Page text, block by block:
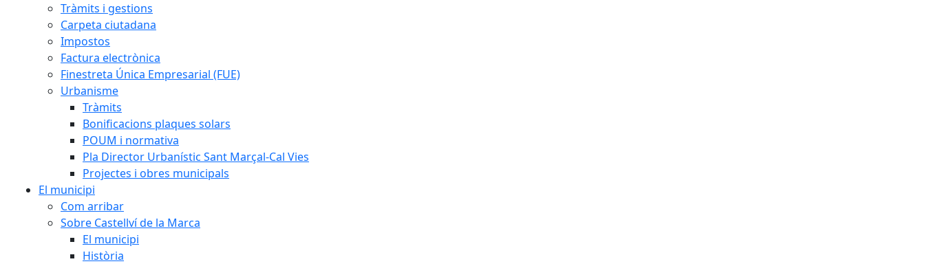
Tràmits i gestions
Carpeta ciutadana
Impostos
Factura electrònica
Finestreta Única Empresarial (FUE)
Urbanisme
Tràmits
Bonificacions plaques solars
POUM i normativa
Pla Director Urbanístic Sant Marçal-Cal Vies
Projectes i obres municipals
El municipi
Com arribar
Sobre Castellví de la Marca
El municipi
Història